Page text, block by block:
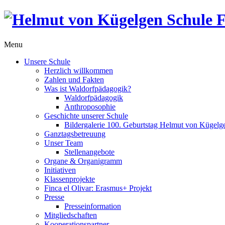
Menu
Unsere Schule
Herzlich willkommen
Zahlen und Fakten
Was ist Waldorfpädagogik?
Waldorfpädagogik
Anthroposophie
Geschichte unserer Schule
Bildergalerie 100. Geburtstag Helmut von
Ganztagsbetreuung
Unser Team
Stellenangebote
Organe & Organigramm
Initiativen
Klassenprojekte
Finca el Olivar: Erasmus+ Projekt
Presse
Presseinformation
Mitgliedschaften